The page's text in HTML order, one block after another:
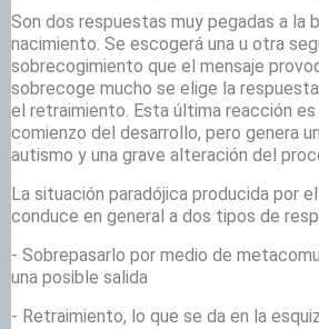
Son dos respuestas muy pegadas a la
nacimiento. Se escogerá una u otra
sobrecogimiento que el mensaje
sobrecoge mucho se elige la
el retraimiento. Esta última reacción es
comienzo del desarrollo, pero genera
autismo y una grave alteración del
La situación paradójica producida por
conduce en general a dos tipos de
- Sobrepasarlo por medio de
una posible salida
- Retraimiento, lo que se da en la